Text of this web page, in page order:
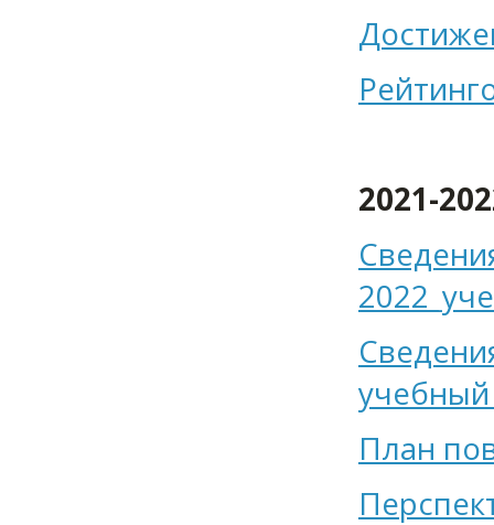
2021-
учебный
План